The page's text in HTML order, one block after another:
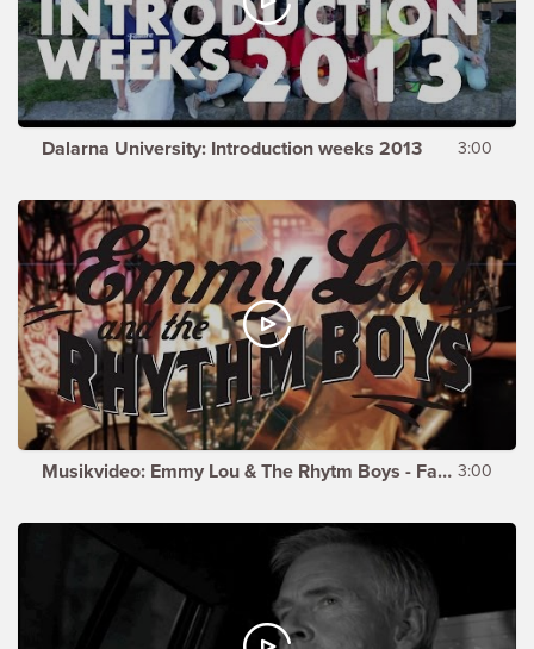
Dalarna University: Introduction weeks 2013 3:00
Musikvideo: Emmy Lou & The Rhytm Boys - Faith 3:00